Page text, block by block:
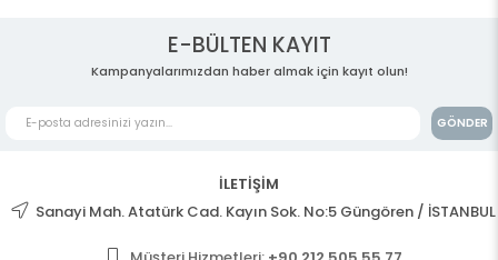
E-BÜLTEN KAYIT
Kampanyalarımızdan haber almak için kayıt olun!
GÖNDER
İLETİŞİM
Sanayi Mah. Atatürk Cad. Kayın Sok. No:5 Güngören / İSTANBUL